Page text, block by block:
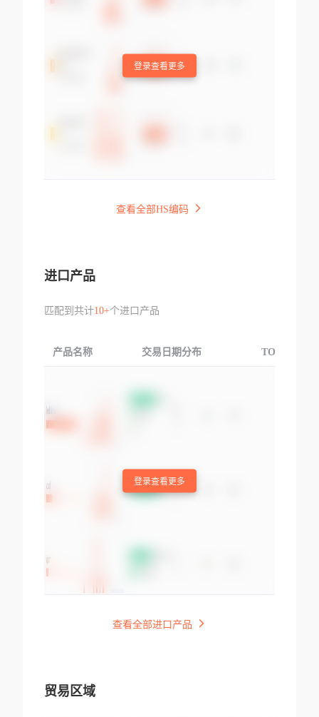
登录查看更多
查看全部HS编码
进口产品
匹配到共计10+个进口产品
产品名称 交易日期分布 TOP3交易国
登录查看更多
查看全部进口产品
贸易区域